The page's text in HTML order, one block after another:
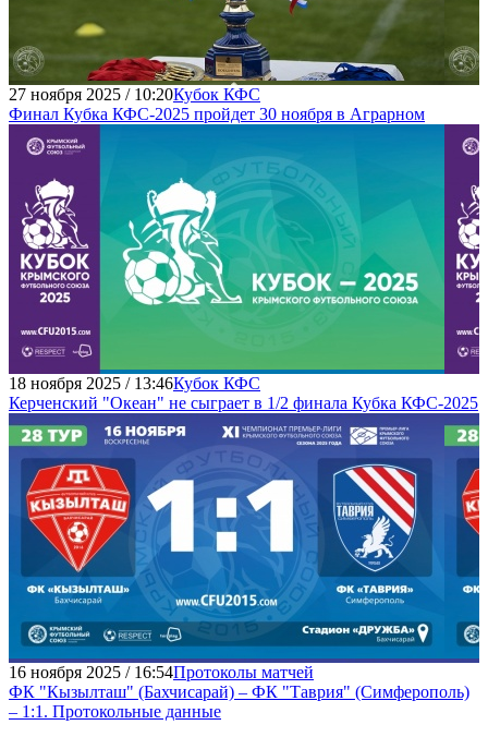
27 ноября 2025 / 10:20Кубок КФС
Финал Кубка КФС-2025 пройдет 30 ноября в Аграрном
18 ноября 2025 / 13:46Кубок КФС
Керченский "Океан" не сыграет в 1/2 финала Кубка КФС-2025
16 ноября 2025 / 16:54Протоколы матчей
ФК "Кызылташ" (Бахчисарай) – ФК "Таврия" (Симферополь)
– 1:1. Протокольные данные